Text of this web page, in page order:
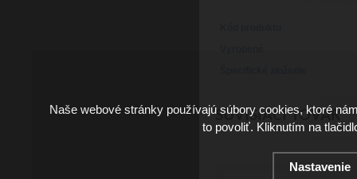
SÚVISIACI TOVAR
Naše webové stránky používajú súbory cookies, ktoré
to povoliť. Kliknutím na
Nastavenie